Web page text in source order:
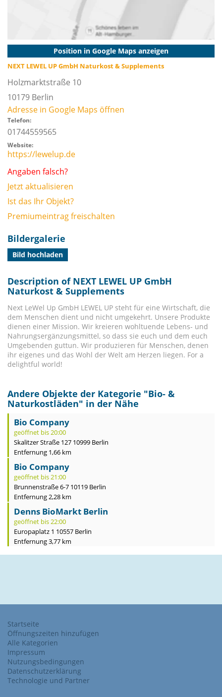
Position in Google Maps anzeigen
NEXT LEWEL UP GmbH Naturkost & Supplements
Holzmarktstraße 10
10179 Berlin
Adresse in Google Maps öffnen
Telefon:
01744559565
Website:
https://lewelup.de
Angaben falsch?
Jetzt aktualisieren
Ist das Ihr Objekt?
Premiumeintrag freischalten
Bildergalerie
Bild hochladen
Description of NEXT LEWEL UP GmbH
Naturkost & Supplements
Next LeWel Up GmbH LEWEL UP steht für eine Wirtschaft, die
dem Menschen dient und nicht umgekehrt. Unsere Produkte
dienen einer Mission. Wir kreieren wohltuende Lebens- und
Nahrungsergänzungsmittel, so dass sie euch und dem euch
Umgebenden guttun. Wir produzieren für Menschen, denen
ihr eigenes und das Wohl der Welt am Herzen liegen. For a
delightful world!
Andere Objekte der Kategorie "Bio- &
Naturkostläden" in der Nähe
Bio Company
geöffnet bis 20:00
Skalitzer Straße 127 10999 Berlin
Entfernung 1,66 km
Bio Company
geöffnet bis 21:00
Brunnenstraße 6-7 10119 Berlin
Entfernung 2,28 km
Denns BioMarkt Berlin
geöffnet bis 22:00
Europaplatz 1 10557 Berlin
Entfernung 3,77 km
Startseite
Öffnungszeiten hinzufügen
Alle Kategorien
Impressum
Nutzungsbedingungen
Datenschutzerklärung
Technologie und Partner